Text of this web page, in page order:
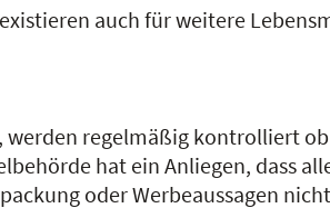
auch für weitere
werden regelmäßig kontrolliert
hat ein Anliegen, dass
oder Werbeaussagen